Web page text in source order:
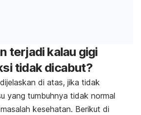
terjadi kalau gigi
tidak dicabut?
di atas, jika tidak
yang tumbuhnya tidak normal
kesehatan. Berikut di